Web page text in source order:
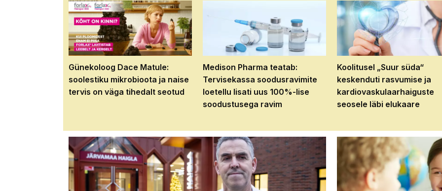
Günekoloog Dace Matule:
soolestiku mikrobioota ja naise
tervis on väga tihedalt seotud
Medison Pharma teatab:
Tervisekassa soodusravimite
loetellu lisati uus 100%-lise
soodustusega ravim
Koolitusel „Suur süda“
keskenduti rasvumise ja
kardiovaskulaarhaiguste
seosele läbi elukaare